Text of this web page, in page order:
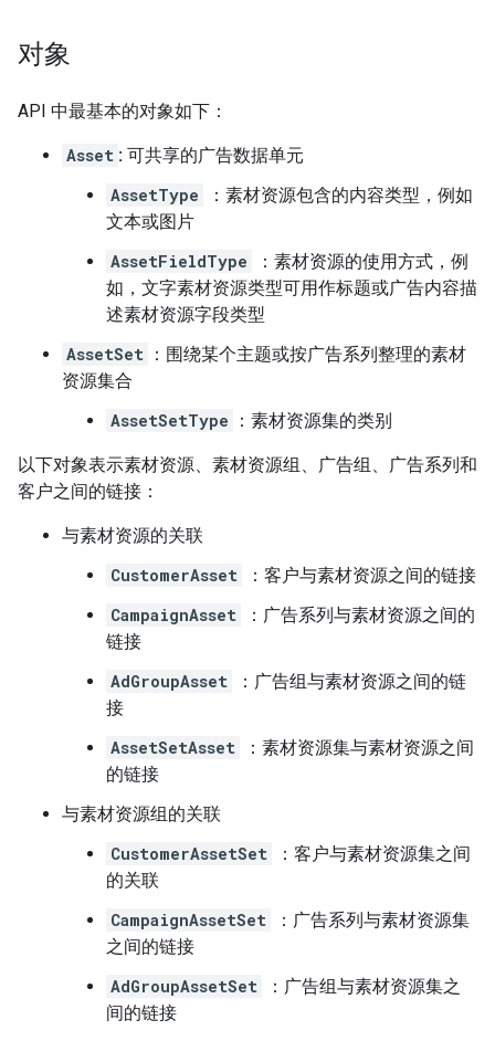
对象
API 中最基本的对象如下：
Asset : 可共享的广告数据单元
AssetType
：素材资源包含的内容类型，例如
文本或图片
AssetFieldType
：素材资源的使用方式，例
如，文字素材资源类型可用作标题或广告内容描
述素材资源字段类型
AssetSet ：围绕某个主题或按广告系列整理的素材
资源集合
AssetSetType
：素材资源集的类别
以下对象表示素材资源、素材资源组、广告组、广告系列和
客户之间的链接：
与素材资源的关联
CustomerAsset
：客户与素材资源之间的链接
CampaignAsset
：广告系列与素材资源之间的
链接
AdGroupAsset
：广告组与素材资源之间的链
接
AssetSetAsset
：素材资源集与素材资源之间
的链接
与素材资源组的关联
CustomerAssetSet
：客户与素材资源集之间
的关联
CampaignAssetSet
：广告系列与素材资源集
之间的链接
AdGroupAssetSet
：广告组与素材资源集之
间的链接